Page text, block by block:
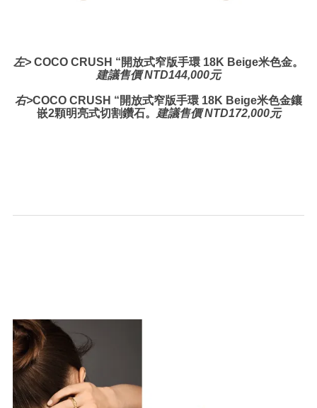
左> COCO CRUSH “開放式窄版手環 18K Beige米色金。
建議售價 NTD144,000元
右>COCO CRUSH “開放式窄版手環 18K Beige米色金鑲
嵌2顆明亮式切割鑽石。
建議售價NTD172,000元